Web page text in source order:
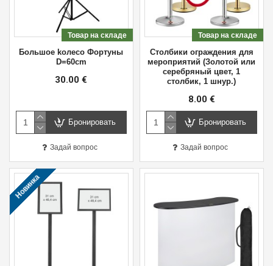
Товар на складе
Большое kолесо Фортуны
D=60cm
30.00 €
Бронировать
Задай вопрос
Товар на складе
Cтолбики oграждения для
мероприятий (Золотой или
серебряный цвет, 1
столбик, 1 шнур.)
8.00 €
Бронировать
Задай вопрос
Новинка